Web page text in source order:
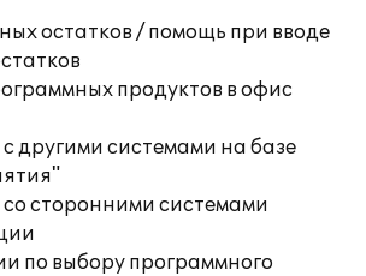
остатков / помощь при вводе
продуктов в офис
другими системами на базе
сторонними системами
по выбору программного